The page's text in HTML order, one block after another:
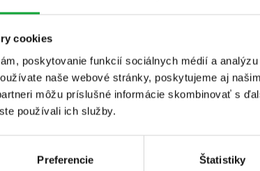
cookies
poskytovanie funkcií sociálnych médií a
naše webové stránky, poskytujeme aj
môžu príslušné informácie skombinovať s
používali ich služby.
Preferencie Štatistiky